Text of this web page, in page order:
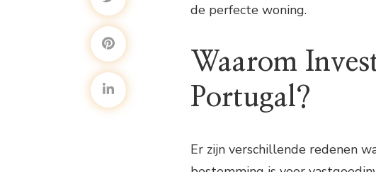
de perfecte woning.
Waarom
Portugal?
Er zijn verschillende redenen